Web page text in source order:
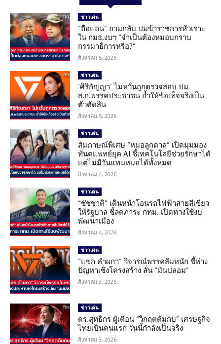
ข่าวเด่น
“ถือแถน” ถามกลับ ปมข้าราชการหัวเราะ
ใน กมธ.งบฯ “จำเป็นต้องหมอบกราบ
กรรมาธิการหรือ?”
สิงหาคม 5, 2026
ข่าวเด่น
‘ศิริกัญญา’ ไม่หวั่นถูกตรวจสอบ ปม
ส.ก.พรรคประชาชน ย้ำให้ข้อเท็จจริงเป็น
ตัวตัดสิน
สิงหาคม 5, 2026
ข่าวเด่น
สัมภาษณ์พิเศษ “หมอลูกตาล” เปิดมุมมอง
ทันตแพทย์ยุค AI ชี้เทคโนโลยีช่วยรักษาได้
แต่ไม่มีวันแทนหมอได้ทั้งหมด
สิงหาคม 4, 2026
ข่าวเด่น
“ชัชชาติ” เดินหน้าโอนรถไฟฟ้าสายสีเขียว
ให้รัฐบาล ชี้ลดภาระ กทม. เปิดทางใช้งบ
พัฒนาเมือง
สิงหาคม 4, 2026
ข่าวเด่น
“แขก คำผกา” วิจารณ์พรรคส้มหนัก ชี้ห่าง
ปัญหาเชิงโครงสร้าง ลั่น “มันปลอม”
สิงหาคม 3, 2026
ข่าวเด่น
ดร.สุทธิกร ผู้เตือน “วิกฤตต้มกบ” เศรษฐกิจ
ไทยเป็นคนแรก วันนี้กำลังเป็นจริง
สิงหาคม 3, 2026